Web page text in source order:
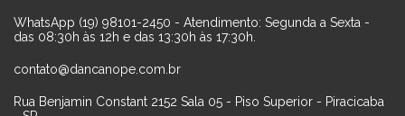
WhatsApp (19) 98101-2450 - Atendimento: Segunda a Sexta -
das 08:30h às 12h e das 13:30h às 17:30h.
contato@dancanope.com.br
Rua Benjamin Constant 2152 Sala 05 - Piso Superior - Piracicaba